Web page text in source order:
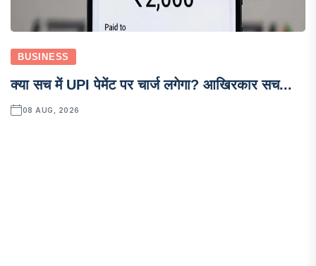
BUSINESS
क्या सच में UPI पेमेंट पर चार्ज लगेगा? आखिरकार सच...
08 AUG, 2026